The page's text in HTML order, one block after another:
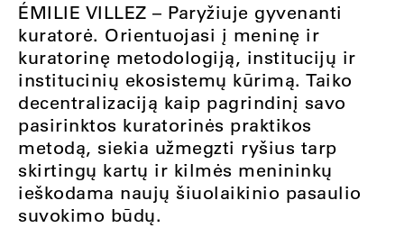
ÉMILIE VILLEZ – Paryžiuje gyvenanti
kuratorė. Orientuojasi į meninę ir
kuratorinę metodologiją, institucijų ir
institucinių ekosistemų kūrimą. Taiko
decentralizaciją kaip pagrindinį savo
pasirinktos kuratorinės praktikos
metodą, siekia užmegzti ryšius tarp
skirtingų kartų ir kilmės menininkų
ieškodama naujų šiuolaikinio pasaulio
suvokimo būdų.